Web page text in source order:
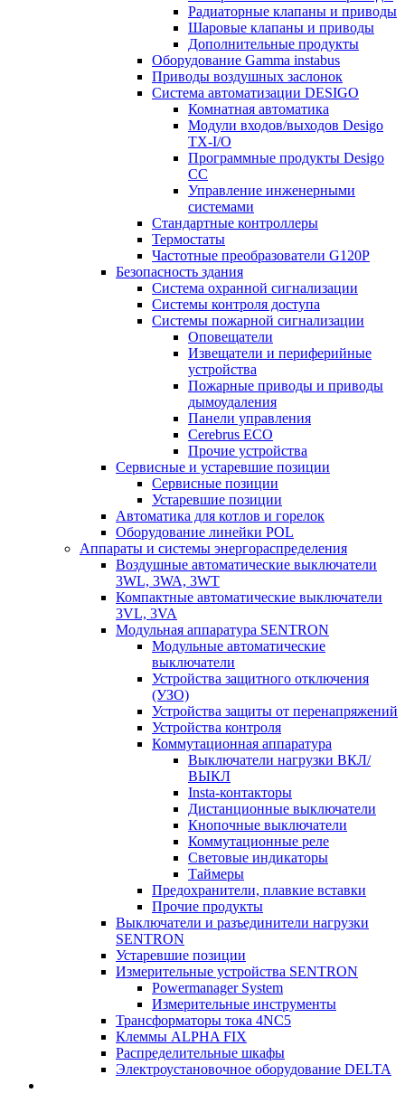
Радиаторные клапаны и приводы
Шаровые клапаны и приводы
Дополнительные продукты
Оборудование Gamma instabus
Приводы воздушных заслонок
Система автоматизации DESIGO
Комнатная автоматика
Модули входов/выходов Desigo
TX-I/O
Программные продукты Desigo
CC
Управление инженерными
системами
Стандартные контроллеры
Термостаты
Частотные преобразователи G120P
Безопасность здания
Система охранной сигнализации
Системы контроля доступа
Системы пожарной сигнализации
Оповещатели
Извещатели и периферийные
устройства
Пожарные приводы и приводы
дымоудаления
Панели управления
Cerebrus ECO
Прочие устройства
Сервисные и устаревшие позиции
Сервисные позиции
Устаревшие позиции
Автоматика для котлов и горелок
Оборудование линейки POL
Аппараты и системы энергораспределения
Воздушные автоматические выключатели
3WL, 3WA, 3WT
Компактные автоматические выключатели
3VL, 3VA
Модульная аппаратура SENTRON
Модульные автоматические
выключатели
Устройства защитного отключения
(УЗО)
Устройства защиты от перенапряжений
Устройства контроля
Коммутационная аппаратура
Выключатели нагрузки ВКЛ/
ВЫКЛ
Insta-контакторы
Дистанционные выключатели
Кнопочные выключатели
Коммутационные реле
Световые индикаторы
Таймеры
Предохранители, плавкие вставки
Прочие продукты
Выключатели и разъединители нагрузки
SENTRON
Устаревшие позиции
Измерительные устройства SENTRON
Powermanager System
Измерительные инструменты
Трансформаторы тока 4NC5
Клеммы ALPHA FIX
Распределительные шкафы
Электроустановочное оборудование DELTA